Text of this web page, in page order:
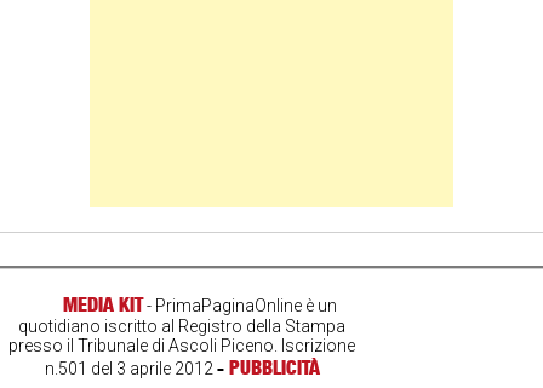
MEDIA KIT- PrimaPaginaOnline è un
quotidiano iscritto al Registro della Stampa
presso il Tribunale di Ascoli Piceno. Iscrizione
n.501 del 3 aprile 2012- PUBBLICITÀ